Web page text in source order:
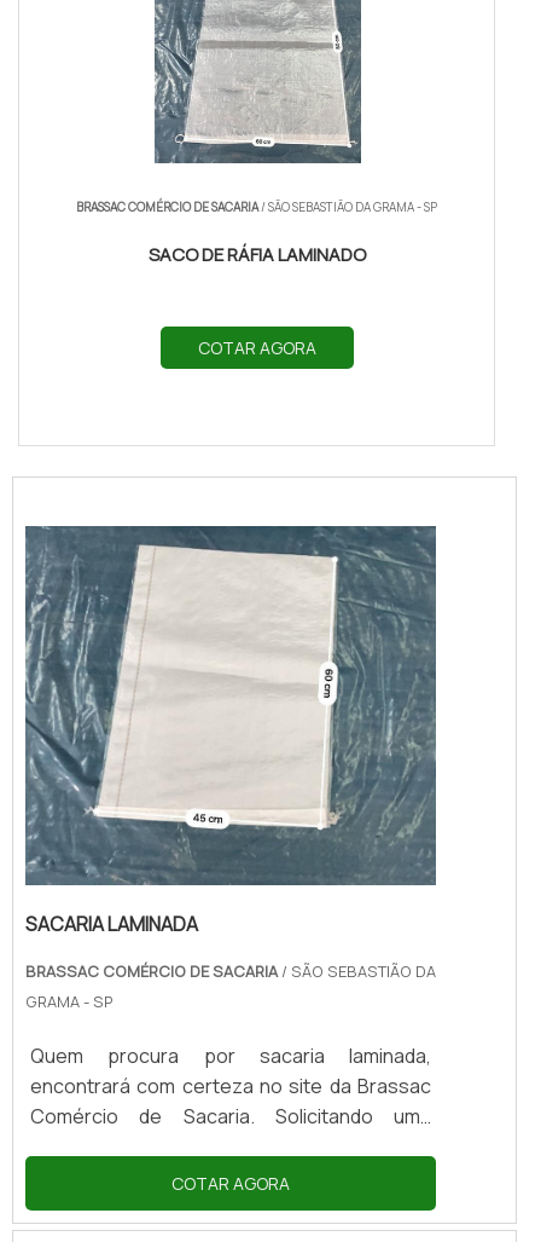
BRASSAC COMÉRCIO DE SACARIA/ SÃO SEBASTIÃO DA GRAMA - SP
SACO DE RÁFIA LAMINADO
COTAR AGORA
SACARIA LAMINADA
BRASSAC COMÉRCIO DE SACARIA/ SÃO SEBASTIÃO DA
GRAMA - SP
Quem procura por sacaria laminada,
encontrará com certeza no site da Brassac
Comércio de Sacaria. Solicitando uma
e encontrando a maior referência de
qualidade da área de atuação.MAIS
COTAR AGORA